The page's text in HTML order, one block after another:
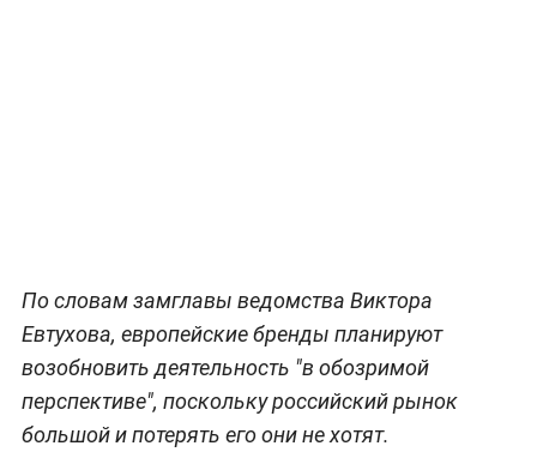
По словам замглавы ведомства Виктора
Евтухова, европейские бренды планируют
возобновить деятельность "в обозримой
перспективе", поскольку российский рынок
большой и потерять его они не хотят.